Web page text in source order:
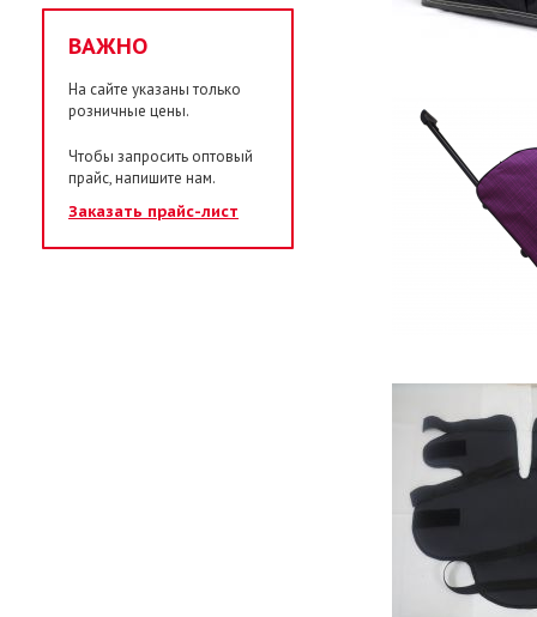
ВАЖНО
На сайте указаны только
розничные цены.
Чтобы запросить оптовый
прайс, напишите нам.
Заказать прайс-лист